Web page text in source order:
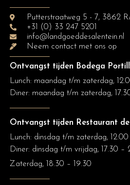
Putterstraatweg 5 - 7, 3862
+31 (0) 33 247 5201
info@landgoeddesalentein.nl
Neem contact met ons op
Ontvangst tijden Bodega
Lunch: maandag t/m zaterdag,
Diner: maandag t/m zaterdag,
Ontvangst tijden Restaurant de
Lunch: dinsdag t/m zaterdag, 12.00
Diner: dinsdag t/m vrijdag, 17.30 –
Zaterdag, 18.30 – 19.30